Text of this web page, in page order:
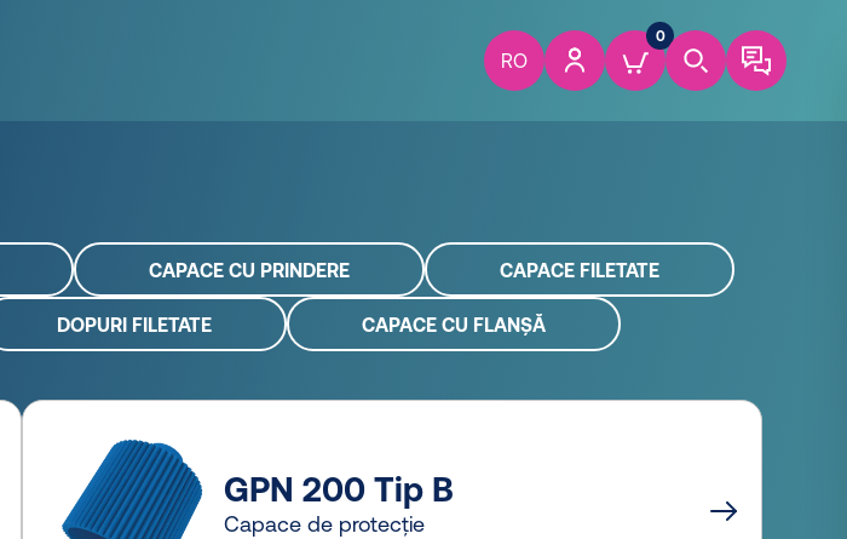
RO
0
CAPACE CU PRINDERE CAPACE FILETATE
DOPURI FILETATE CAPACE CU FLANȘĂ
GPN 200 Tip B
Capace de protecție